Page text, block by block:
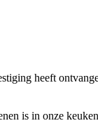
heeft
is in onze